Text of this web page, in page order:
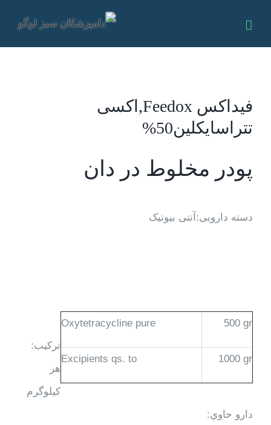
فیداکس Feedox,اکسی
تتراسایکلین50%
پودر مخلوط در دان
دسته دارویی:آنتی بیوتیک
500 gr
Oxytetracycline pure
1000 gr
Excipients qs. to
ترکیب:
هر
كيلوگرم
دارو حاوي: